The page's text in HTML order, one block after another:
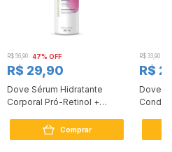
R$ 56,90 47% OFF
R$ 29,90
Dove Sérum Hidratante
Corporal Pró-Retinol +
Comprar
R$ 33,90
R$
Dove